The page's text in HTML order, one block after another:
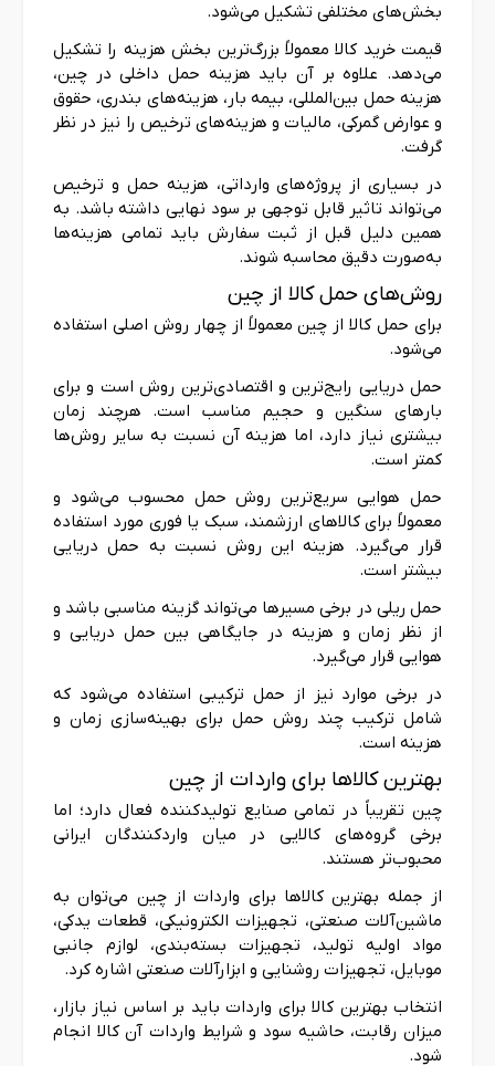
بخش‌های مختلفی تشکیل می‌شود.
قیمت خرید کالا معمولاً بزرگ‌ترین بخش هزینه را تشکیل
می‌دهد. علاوه بر آن باید هزینه حمل داخلی در چین،
هزینه حمل بین‌المللی، بیمه بار، هزینه‌های بندری، حقوق
و عوارض گمرکی، مالیات و هزینه‌های ترخیص را نیز در نظر
گرفت.
در بسیاری از پروژه‌های وارداتی، هزینه حمل و ترخیص
می‌تواند تاثیر قابل توجهی بر سود نهایی داشته باشد. به
همین دلیل قبل از ثبت سفارش باید تمامی هزینه‌ها
به‌صورت دقیق محاسبه شوند.
روش‌های حمل کالا از چین
برای حمل کالا از چین معمولاً از چهار روش اصلی استفاده
می‌شود.
حمل دریایی رایج‌ترین و اقتصادی‌ترین روش است و برای
بارهای سنگین و حجیم مناسب است. هرچند زمان
بیشتری نیاز دارد، اما هزینه آن نسبت به سایر روش‌ها
کمتر است.
حمل هوایی سریع‌ترین روش حمل محسوب می‌شود و
معمولاً برای کالاهای ارزشمند، سبک یا فوری مورد استفاده
قرار می‌گیرد. هزینه این روش نسبت به حمل دریایی
بیشتر است.
حمل ریلی در برخی مسیرها می‌تواند گزینه مناسبی باشد و
از نظر زمان و هزینه در جایگاهی بین حمل دریایی و
هوایی قرار می‌گیرد.
در برخی موارد نیز از حمل ترکیبی استفاده می‌شود که
شامل ترکیب چند روش حمل برای بهینه‌سازی زمان و
هزینه است.
بهترین کالاها برای واردات از چین
چین تقریباً در تمامی صنایع تولیدکننده فعال دارد؛ اما
برخی گروه‌های کالایی در میان واردکنندگان ایرانی
محبوب‌تر هستند.
از جمله بهترین کالاها برای واردات از چین می‌توان به
ماشین‌آلات صنعتی، تجهیزات الکترونیکی، قطعات یدکی،
مواد اولیه تولید، تجهیزات بسته‌بندی، لوازم جانبی
موبایل، تجهیزات روشنایی و ابزارآلات صنعتی اشاره کرد.
انتخاب بهترین کالا برای واردات باید بر اساس نیاز بازار،
میزان رقابت، حاشیه سود و شرایط واردات آن کالا انجام
شود.